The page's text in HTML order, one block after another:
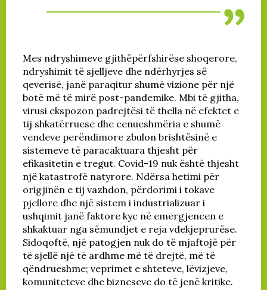
Mes ndryshimeve gjithëpërfshirëse shoqerore,
ndryshimit të sjelljeve dhe ndërhyrjes së
qeverisë, janë paraqitur shumë vizione për një
botë më të mirë post-pandemike. Mbi të gjitha,
virusi ekspozon padrejtësi të thella në efektet e
tij shkatërruese dhe cenueshmëria e shumë
vendeve perëndimore zbulon brishtësinë e
sistemeve të paracaktuara thjesht për
efikasitetin e tregut. Covid-19 nuk është thjesht
një katastrofë natyrore. Ndërsa hetimi për
origjinën e tij vazhdon, përdorimi i tokave
pjellore dhe një sistem i industrializuar i
ushqimit janë faktore kyc në emergjencen e
shkaktuar nga sëmundjet e reja vdekjeprurëse.
Sidoqoftë, një patogjen nuk do të mjaftojë për
të sjellë një të ardhme më të drejtë, më të
qëndrueshme; veprimet e shteteve, lëvizjeve,
komuniteteve dhe bizneseve do të jenë kritike.